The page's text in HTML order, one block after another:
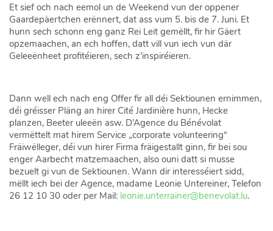
Et sief och nach eemol un de Weekend vun der oppener
Gaardepäertchen erënnert, dat ass vum 5. bis de 7. Juni. Et
hunn sech schonn eng ganz Rei Leit gemëllt, fir hir Gäert
opzemaachen, an ech hoffen, datt vill vun iech vun där
Geleeënheet profitéieren, sech z’inspiréieren.
Dann well ech nach eng Offer fir all déi Sektiounen ernimmen,
déi gréisser Pläng an hirer Cité Jardinière hunn, Hecke
planzen, Beeter uleeën asw. D’Agence du Bénévolat
vermëttelt mat hirem Service „corporate volunteering“
Fräiwëlleger, déi vun hirer Firma fräigestallt ginn, fir bei sou
enger Aarbecht matzemaachen, also ouni datt si musse
bezuelt gi vun de Sektiounen. Wann dir interesséiert sidd,
mëllt iech bei der Agence, madame Leonie Untereiner, Telefon
26 12 10 30 oder per Mail: leonie.unterrainer@benevolat.lu.